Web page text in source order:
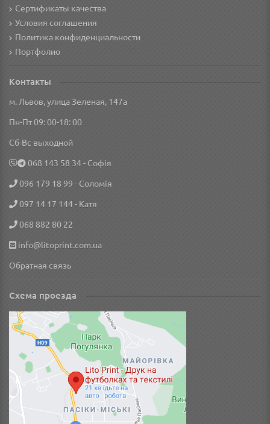
Сертификаты качества
Условия соглашения
Политика конфиденциальности
Портфолио
Контакты
м. Львов, улица Зеленая, 147а
Пн-Пт 09: 00-18: 00
Сб-Вс выходной
‎068 143 58 34- Софія
096 179 18 99 - Соломія
097 14 17 144- Катя
068 882 80 22
info@litoprint.com.ua
Обратная связь
Схема проезда